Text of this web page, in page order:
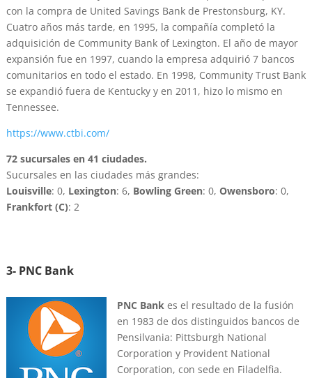
con la compra de United Savings Bank de Prestonsburg, KY.
Cuatro años más tarde, en 1995, la compañía completó la
adquisición de Community Bank of Lexington. El año de mayor
expansión fue en 1997, cuando la empresa adquirió 7 bancos
comunitarios en todo el estado. En 1998, Community Trust Bank
se expandió fuera de Kentucky y en 2011, hizo lo mismo en
Tennessee.
https://www.ctbi.com/
72 sucursales en 41 ciudades.
Sucursales en las ciudades más grandes:
Louisville: 0, Lexington: 6, Bowling Green: 0, Owensboro: 0,
Frankfort (C): 2
3- PNC Bank
PNC Bankes el resultado de la fusión
en 1983 de dos distinguidos bancos de
Pensilvania: Pittsburgh National
Corporation y Provident National
Corporation, con sede en Filadelfia.